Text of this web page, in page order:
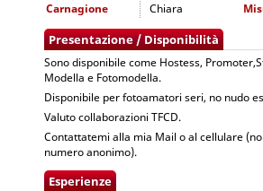
Carnagione
Chiara
Presentazione / Disponibilità
Sono disponibile come Hostess,
Modella e Fotomodella.
Disponibile per fotoamatori seri, no nudo
Valuto collaborazioni TFCD.
Contattatemi alla mia Mail o al cellulare
numero anonimo).
Esperienze